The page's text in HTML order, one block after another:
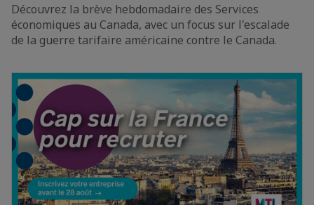
Découvrez la brève hebdomadaire des Services
économiques au Canada, avec un focus sur l'escalade
de la guerre tarifaire américaine contre le Canada.